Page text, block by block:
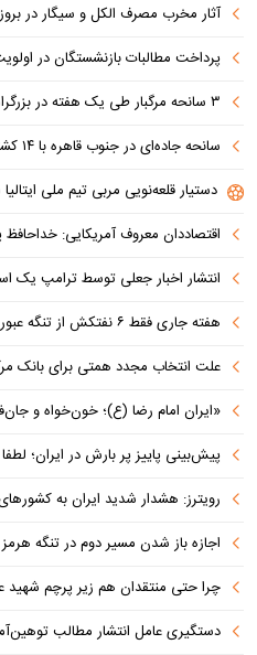
آثار مخرب مصرف الکل و سیگار در
پرداخت مطالبات بازنشستگان در اولویت تأمین
۳ سانحه مرگبار طی یک هفته در بزرگراه‌های تهران؛ هشدار دوباره به رانندگان و عابران
سانحه جاده‌ای در جنوب قاهره با ۱۴ کشته و زخمی
دستیار قلعه‌نویی مربی تیم ملی
اقتصاددان معروف آمریکایی: خداحافظ
انتشار اخبار جعلی توسط ترامپ
هفته جاری فقط ۶ نفتکش از تنگه عبور کردند
علت انتخاب مجدد همتی برای بانک مرکزی مشخص شد:
«ایران امام رضا (ع)؛ خون‌خواه و
پیش‌بینی پاییز پر بارش در ایران؛
رویترز: هشدار شدید ایران به
اجازه باز شدن مسیر دوم در تنگه هرمز
چرا حتی منتقدان هم زیر پرچم شهید
دستگیری عامل انتشار مطالب